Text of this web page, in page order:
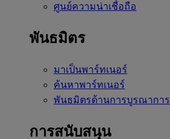
ศูนย์ความน่าเชื่อถือ
พันธมิตร
มาเป็นพาร์ทเนอร์
ค้นหาพาร์ทเนอร์
พันธมิตรด้านการบูรณาการ
การสนับสนุน